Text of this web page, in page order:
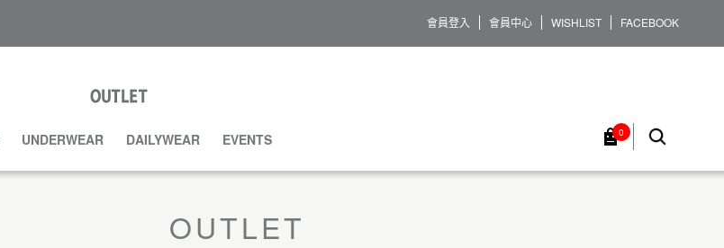
會員登入 會員中心 WISHLIST FACEBOOK
UNDERWEAR DAILYWEAR EVENTS 0
OUTLET